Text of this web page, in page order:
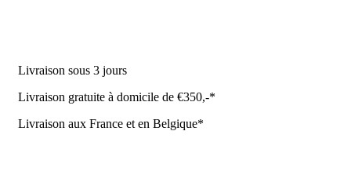
Livraison sous 3 jours
Livraison gratuite à domicile de €350,-*
Livraison aux France et en Belgique*